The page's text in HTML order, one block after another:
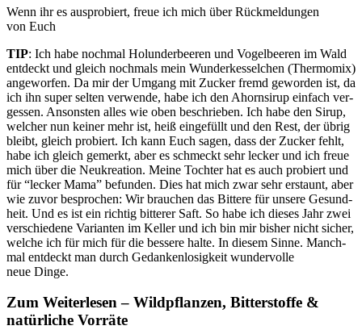
Wenn ihr es aus­pro­biert, freue ich mich über Rück­mel­dun­gen
von Euch
TIP: Ich habe noch­mal Holun­der­bee­ren und Vogel­bee­ren im Wald
ent­deckt und gleich noch­mals mein Wun­der­kes­sel­chen (Ther­mo­mix)
ange­wor­fen. Da mir der Umgang mit Zucker fremd gewor­den ist, da
ich ihn super sel­ten ver­wen­de, habe ich den Ahorn­si­rup ein­fach ver­
ges­sen. Ansons­ten alles wie oben beschrie­ben. Ich habe den Sirup,
wel­cher nun kei­ner mehr ist, heiß ein­ge­füllt und den Rest, der übrig
bleibt, gleich pro­biert. Ich kann Euch sagen, dass der Zucker fehlt,
habe ich gleich gemerkt, aber es schmeckt sehr lecker und ich freue
mich über die Neu­krea­ti­on. Mei­ne Toch­ter hat es auch pro­biert und
für “lecker Mama” befun­den. Dies hat mich zwar sehr erstaunt, aber
wie zuvor bespro­chen: Wir brau­chen das Bit­te­re für unse­re Gesund­
heit. Und es ist ein rich­tig bit­te­rer Saft. So habe ich die­ses Jahr zwei
ver­schie­de­ne Vari­an­ten im Kel­ler und ich bin mir bis­her nicht sicher,
wel­che ich für mich für die bes­se­re hal­te. In die­sem Sin­ne. Manch­
mal ent­deckt man durch Gedan­ken­lo­sig­keit wun­der­vol­le
neue Dinge.
Zum Weiterlesen – Wildpflanzen, Bitterstoffe &
natürliche Vorräte